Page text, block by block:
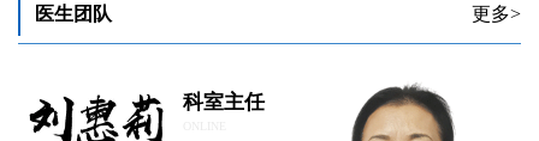
医生团队 更多>
科室主任